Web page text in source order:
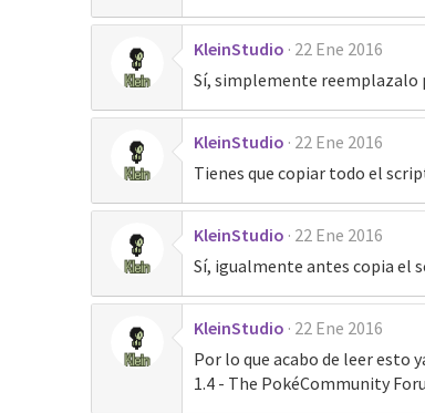
KleinStudio 22 Ene 2016
Sí, simplemente reemplazalo
KleinStudio 22 Ene 2016
Tienes que copiar todo el
KleinStudio 22 Ene 2016
Sí, igualmente antes copia el
KleinStudio 22 Ene 2016
Por lo que acabo de leer esto
1.4 - The PokéCommunity